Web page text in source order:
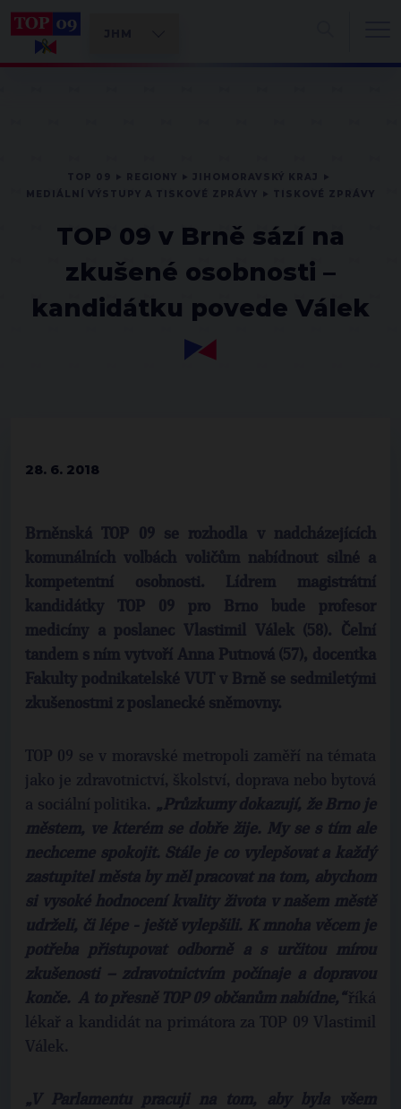
TOP 09 v Brně sází na
zkušené osobnosti –
kandidátku povede Válek
28. 6. 2018
Brněnská TOP 09 se rozhodla v nadcházejících
komunálních volbách voličům nabídnout silné a
kompetentní osobnosti. Lídrem magistrátní
kandidátky TOP 09 pro Brno bude profesor
medicíny a poslanec Vlastimil Válek (58). Čelní
tandem s ním vytvoří Anna Putnová (57), docentka
Fakulty podnikatelské VUT v Brně se sedmiletými
zkušenostmi z poslanecké sněmovny.
TOP 09 se v moravské metropoli zaměří na témata
jako je zdravotnictví, školství, doprava nebo bytová
a sociální politika. „Průzkumy dokazují, že Brno je
městem, ve kterém se dobře žije. My se s tím ale
nechceme spokojit. Stále je co vylepšovat a každý
zastupitel města by měl pracovat na tom, abychom
si vysoké hodnocení kvality života v našem městě
udrželi, či lépe - ještě vylepšili. K mnoha věcem je
potřeba přistupovat odborně a s určitou mírou
zkušenosti – zdravotnictvím počínaje a dopravou
konče. A to přesně TOP 09 občanům nabídne,“říká
lékař a kandidát na primátora za TOP 09 Vlastimil
Válek.
„V Parlamentu pracuji na tom, aby byla všem